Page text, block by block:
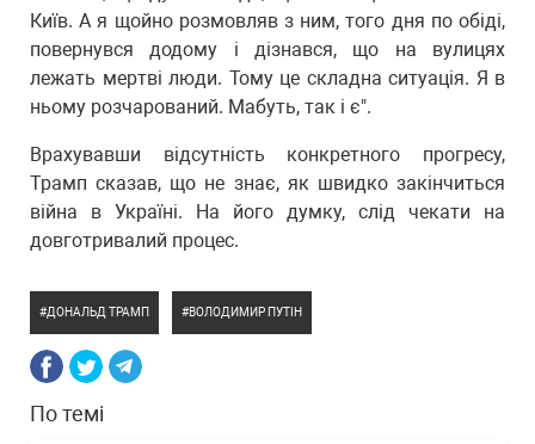
Київ. А я щойно розмовляв з ним, того дня по обіді,
повернувся додому і дізнався, що на вулицях
лежать мертві люди. Тому це складна ситуація. Я в
ньому розчарований. Мабуть, так і є".
Врахувавши відсутність конкретного прогресу,
Трамп сказав, що не знає, як швидко закінчиться
війна в Україні. На його думку, слід чекати на
довготривалий процес.
ДОНАЛЬД ТРАМП ВОЛОДИМИР ПУТІН
По темі